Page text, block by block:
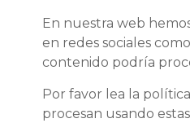
En nuestra web
en redes sociales
contenido podría
Por favor lea la
procesan usando